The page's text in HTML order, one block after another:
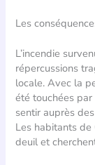
Les
L’incendie
répercussions
locale. Avec la
été touchées par
sentir auprès
Les habitants de
deuil et